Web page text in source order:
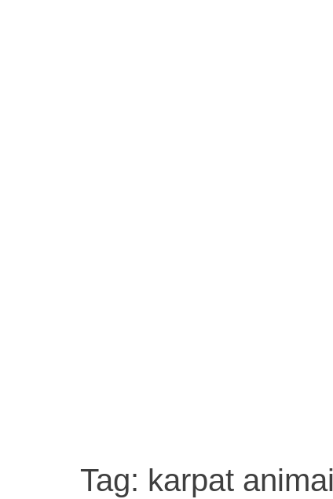
Tag: karpat